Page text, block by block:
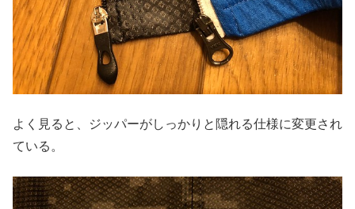
よく見ると、ジッパーがしっかりと隠れる仕様に変更され
ている。